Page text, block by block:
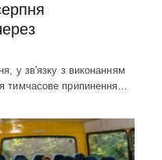
у зв'язку з виконанням
тимчасове припинення…